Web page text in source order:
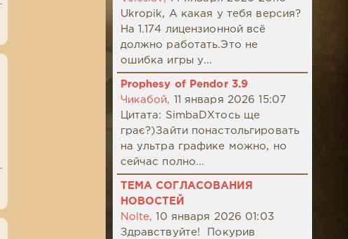
Ukropik, А какая у тебя версия?
На 1.174 лицензионной всё
должно работать.Это не
ошибка игры у...
Prophesy of Pendor 3.9
Чикабой,
11 января 2026 15:07
Цитата: SimbaDХтось ще
грає?)Зайти понастольгировать
на ультра графике можно, но
сейчас полно...
ТЕМА СОГЛАСОВАНИЯ
НОВОСТЕЙ
Nolte,
10 января 2026 01:03
Здравствуйте! Покурив